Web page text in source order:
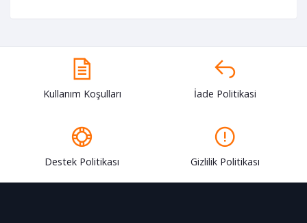
Kullanım Koşulları İade Politikasi
Destek Politikası Gizlilik Politikası